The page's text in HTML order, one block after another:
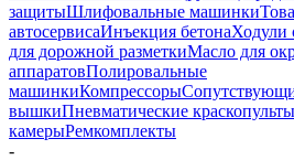
защитыШлифовальные машинки
автосервисаИнъекция бетонаХодули
для дорожной разметкиМасло для
аппаратовПолировальные
машинкиКомпрессоры
вышкиПневматические краскопульты
камерыРемкомплекты
-